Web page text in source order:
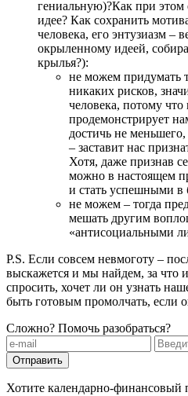
гениальную)?Как при этом
идее? Как сохранить
человека, его энтузиазм –
окрыленному идеей,
крылья?):
не можем придумать
никаких рисков,
человека, потому что
продемонстрирует
достичь не
– заставит нас
Хотя, даже признав
можно в настоящем
и стать успешными в
не можем – тогда
мешать другим
«антисоциальными
P.S. Если совсем невмоготу –
выскажется и мы найдем, за что
спросить, хочет ли он узнать
быть готовым промолчать, если
Сложно? Помочь разобраться?
Отправить
Хотите календарно-финансовый